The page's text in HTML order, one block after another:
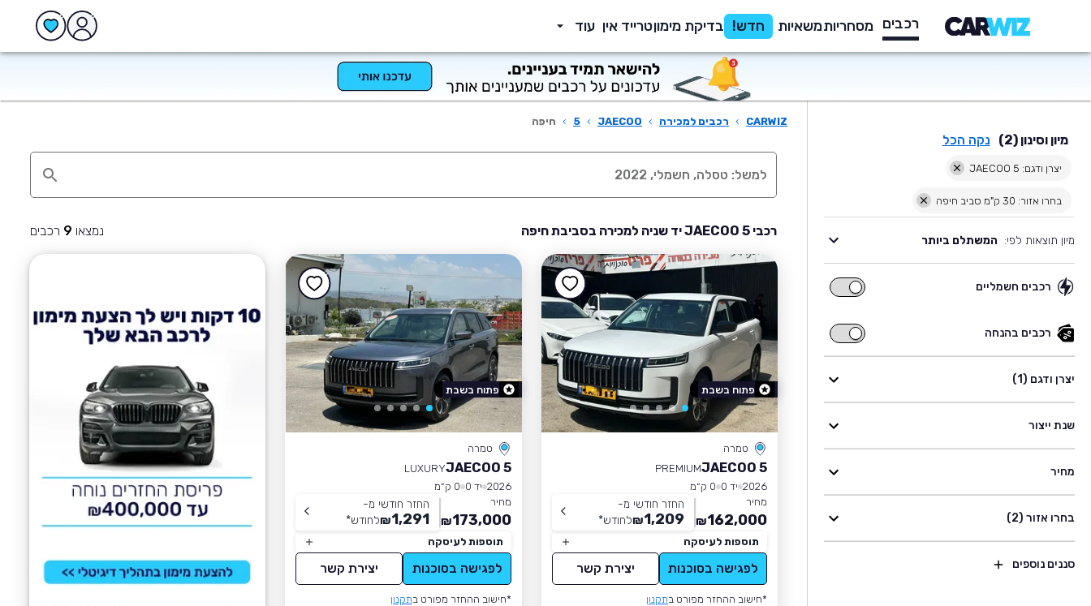
רכבים מסחריותמשאיות חדש! בדיקת מימוןטרייד אין עוד
מיון וסינון (2) נקה הכל
יצרן ודגם: JAECOO 5
בחרו אזור: 30 ק"מ סביב חיפה
מיון תוצאות לפי: המשתלם ביותר
רכבים חשמליים
רכבים
רכבים בהנחה
רכבים
בהנחה
יצרן ודגם (1)
שנת ייצור
מחיר
בחרו אזור (2)
סננים נוספים
CARWIZ
› רכבים למכירה ›
JAECOO
›
5
› חיפה
רכבי JAECOO 5 יד שניה למכירה בסביבת חיפה נמצאו 9 רכבים
טמרה
JAECOO 5
PREMIUM
2026 יד 0
0 ק״מ
מחיר
162,000
₪
החזר חודשי מ-
1,209
₪לחודש*
תוספות לעיסקה
לפגישה בסוכנות יצירת קשר
*חישוב ההחזר מפורט בתקנון
פתוח בשבת
טמרה
JAECOO 5
LUXURY
2026 יד 0
0 ק״מ
מחיר
173,000
₪
החזר חודשי מ-
1,291
₪לחודש*
תוספות לעיסקה
לפגישה בסוכנות יצירת קשר
*חישוב ההחזר מפורט בתקנון
פתוח בשבת